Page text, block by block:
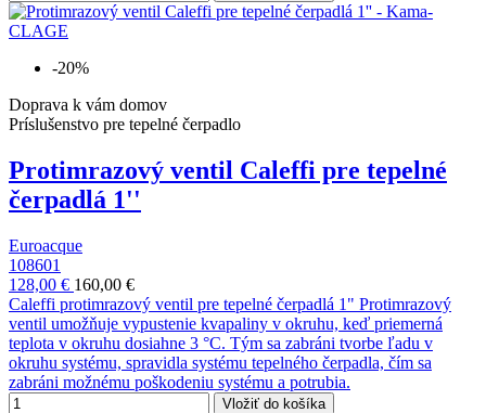
-20%
Doprava k vám domov
Príslušenstvo pre tepelné čerpadlo
Protimrazový ventil Caleffi pre tepelné
čerpadlá 1''
Euroacque
108601
128,00 € 160,00 €
Caleffi protimrazový ventil pre tepelné čerpadlá 1" Protimrazový
ventil umožňuje vypustenie kvapaliny v okruhu, keď priemerná
teplota v okruhu dosiahne 3 °C. Tým sa zabráni tvorbe ľadu v
okruhu systému, spravidla systému tepelného čerpadla, čím sa
zabráni možnému poškodeniu systému a potrubia.
Vložiť do košíka